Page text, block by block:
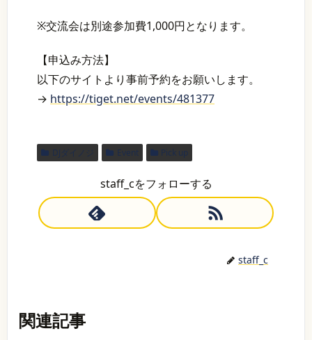
※交流会は別途参加費1,000円となります。
【申込み方法】
以下のサイトより事前予約をお願いします。
→ https://tiget.net/events/481377
DJダイノジ Event Pick up
staff_cをフォローする
staff_c
関連記事